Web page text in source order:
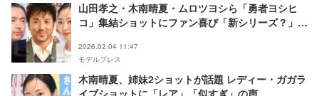
山田孝之・木南晴夏・ムロツヨシら「勇者ヨシヒ
コ」集結ショットにファン喜び「新シリーズ？」
2026.02.04 11:47
モデルプレス
木南晴夏、姉妹2ショットが話題 レディー・ガガラ